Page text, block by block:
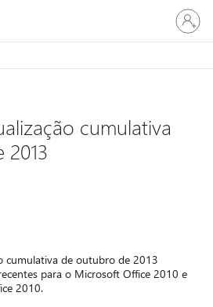
Entre
em
sua
cumulativa
cumulativa de outubro de 2013
para o Microsoft Office 2010 e
2010.